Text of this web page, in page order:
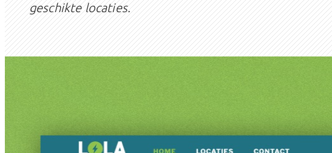
geschikte locaties.